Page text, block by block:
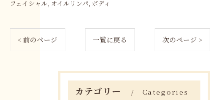
フェイシャル オイルリンパ ボディ
< 前のページ 一覧に戻る 次のページ >
カテゴリー Categories